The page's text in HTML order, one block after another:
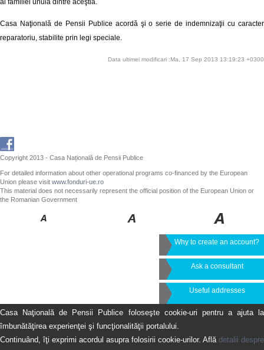
al familiei unuia dintre aceştia.
Casa Naţională de Pensii Publice acordă şi o serie de indemnizaţii cu caracter
reparatoriu, stabilite prin legi speciale.
Data ultimei modificari :Ma, 17 Sep 2013 13:19:23 +0300
Copyright 2013 - Casa Națională de Pensii Publice
For detailed information about other operational programs co-financed by the European
Union please visit www.fonduri-ue.ro
This material does not necessarily represent the official position of the European Union or
the Romanian Government
Why to create an account?
Ask a consultant
Useful addresses
Casa Naţională de Pensii Publice foloseşte cookie-uri pentru a ajuta la
îmbunătăţirea experienţei şi funcţionalităţii portalului.
Continuând, îţi exprimi acordul asupra folosirii cookie-urilor. Află detalii despre